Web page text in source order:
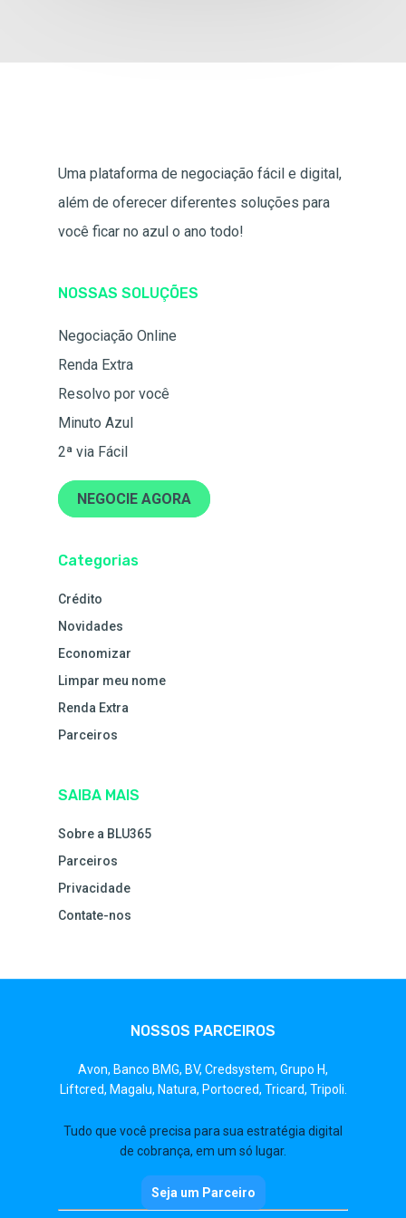
Uma plataforma de negociação fácil e digital,
além de oferecer diferentes soluções para
você ficar no azul o ano todo!
NOSSAS SOLUÇÕES
Negociação Online
Renda Extra
Resolvo por você
Minuto Azul
2ª via Fácil
NEGOCIE AGORA
Categorias
Crédito
Novidades
Economizar
Limpar meu nome
Renda Extra
Parceiros
SAIBA MAIS
Sobre a BLU365
Parceiros
Privacidade
Contate-nos
NOSSOS PARCEIROS
Avon, Banco BMG, BV, Credsystem, Grupo H,
Liftcred, Magalu, Natura, Portocred, Tricard, Tripoli.
Tudo que você precisa para sua estratégia digital
de cobrança, em um só lugar.
Seja um Parceiro